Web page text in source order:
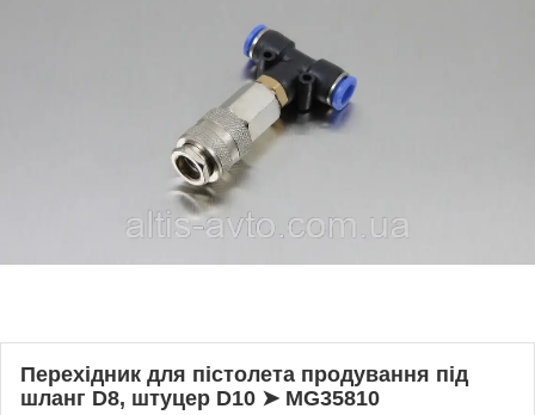
Перехідник для пістолета продування під
шланг D8, штуцер D10 ➤ MG35810